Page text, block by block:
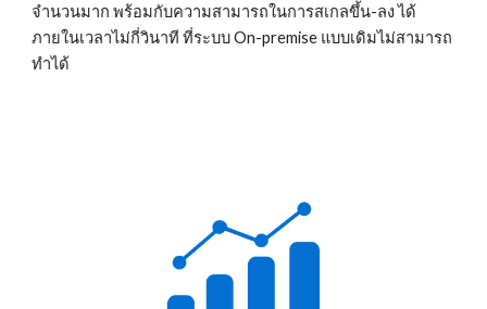
จำนวนมาก พร้อมกับความสามารถในการสเกลขึ้น-ลง ได้
ภายในเวลาไม่กี่วินาที ที่ระบบ On-premise แบบเดิมไม่สามารถ
ทำได้